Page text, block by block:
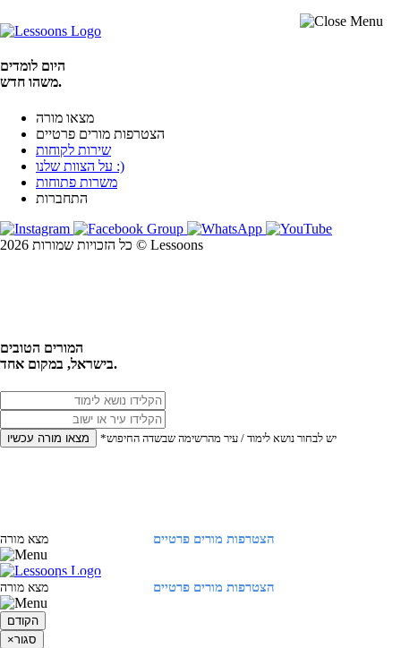
היום לומדים
משהו חדש.
מצאו מורה
הצטרפות מורים פרטיים
שירות לקוחות
על הצוות שלנו :)
משרות פתוחות
התחברות
כל הזכויות שמורות 2026 © Lessoons
המורים הטובים
בישראל, במקום אחד.
מצאו מורה עכשיו *יש לבחור נושא לימוד / עיר מהרשימה שבשדה החיפוש
הצטרפות מורים פרטיים מצא מורה
הצטרפות מורים פרטיים מצא מורה
הקודם
×סגור